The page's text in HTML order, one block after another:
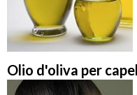
Olio d'oliva per